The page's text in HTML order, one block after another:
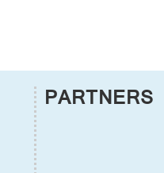
PARTNERS